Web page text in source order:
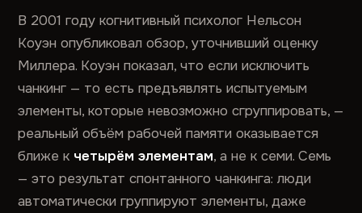
В 2001 году когнитивный психолог Нельсон
Коуэн опубликовал обзор, уточнивший оценку
Миллера. Коуэн показал, что если исключить
чанкинг — то есть предъявлять испытуемым
элементы, которые невозможно сгруппировать, —
реальный объём рабочей памяти оказывается
ближе к четырём элементам, а не к семи. Семь
— это результат спонтанного чанкинга: люди
автоматически группируют элементы, даже